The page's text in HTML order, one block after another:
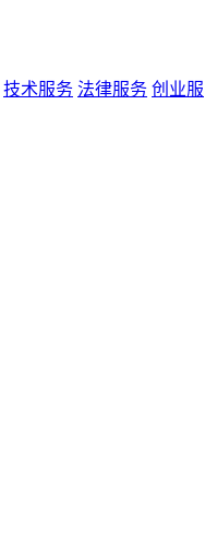
技术服务 法律服务 创业服